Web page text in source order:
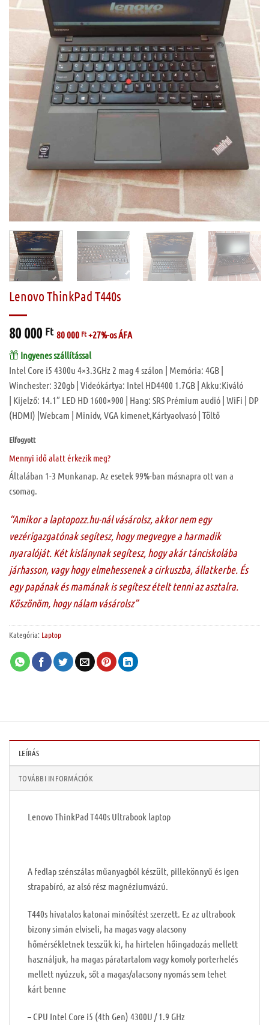
Lenovo ThinkPad T440s
80 000 Ft 80 000 Ft+27%-os ÁFA
Ingyenes szállítással
Intel Core i5 4300u 4×3.3GHz 2 mag 4 szálon | Memória: 4GB |
Winchester: 320gb | Videókártya: Intel HD4400 1.7GB | Akku:Kiváló
| Kijelző: 14.1″ LED HD 1600×900 | Hang: SRS Prémium audió | WiFi | DP
(HDMI) |Webcam | Minidv, VGA kimenet,Kártyaolvasó | Töltő
Elfogyott
Mennyi idő alatt érkezik meg?
Általában 1-3 Munkanap. Az esetek 99%-ban másnapra ott van a
csomag.
“Amikor a laptopozz.hu-nál vásárolsz, akkor nem egy
vezérigazgatónak segítesz, hogy megvegye a harmadik
nyaralóját. Két kislánynak segítesz, hogy akár tánciskolába
járhasson, vagy hogy elmehessenek a cirkuszba, állatkerbe. És
egy papának és mamának is segítesz ételt tenni az asztalra.
Köszönöm, hogy nálam vásárolsz”
Kategória: Laptop
LEÍRÁS
TOVÁBBI INFORMÁCIÓK
Lenovo ThinkPad T440s Ultrabook laptop
A fedlap szénszálas műanyagból készült, pillekönnyű és igen
strapabíró, az alsó rész magnéziumvázú.
T440s hivatalos katonai minősítést szerzett. Ez az ultrabook
bizony simán elviseli, ha magas vagy alacsony
hőmérsékletnek tesszük ki, ha hirtelen hőingadozás mellett
használjuk, ha magas páratartalom vagy komoly porterhelés
mellett nyúzzuk, sőt a magas/alacsony nyomás sem tehet
kárt benne
– CPU Intel Core i5 (4th Gen) 4300U / 1.9 GHz